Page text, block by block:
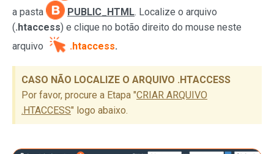
a pasta PUBLIC_HTML. Localize o arquivo
(.htaccess) e c lique no botão direito do mouse neste
arquivo
.htaccess.
CASO NÃO LOCALIZE O ARQUIVO .HTACCESS
Por favor, procure a Etapa "CRIAR ARQUIVO
.HTACCESS" logo abaixo.